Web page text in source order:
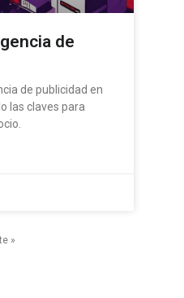
de
de publicidad en
las claves para
»